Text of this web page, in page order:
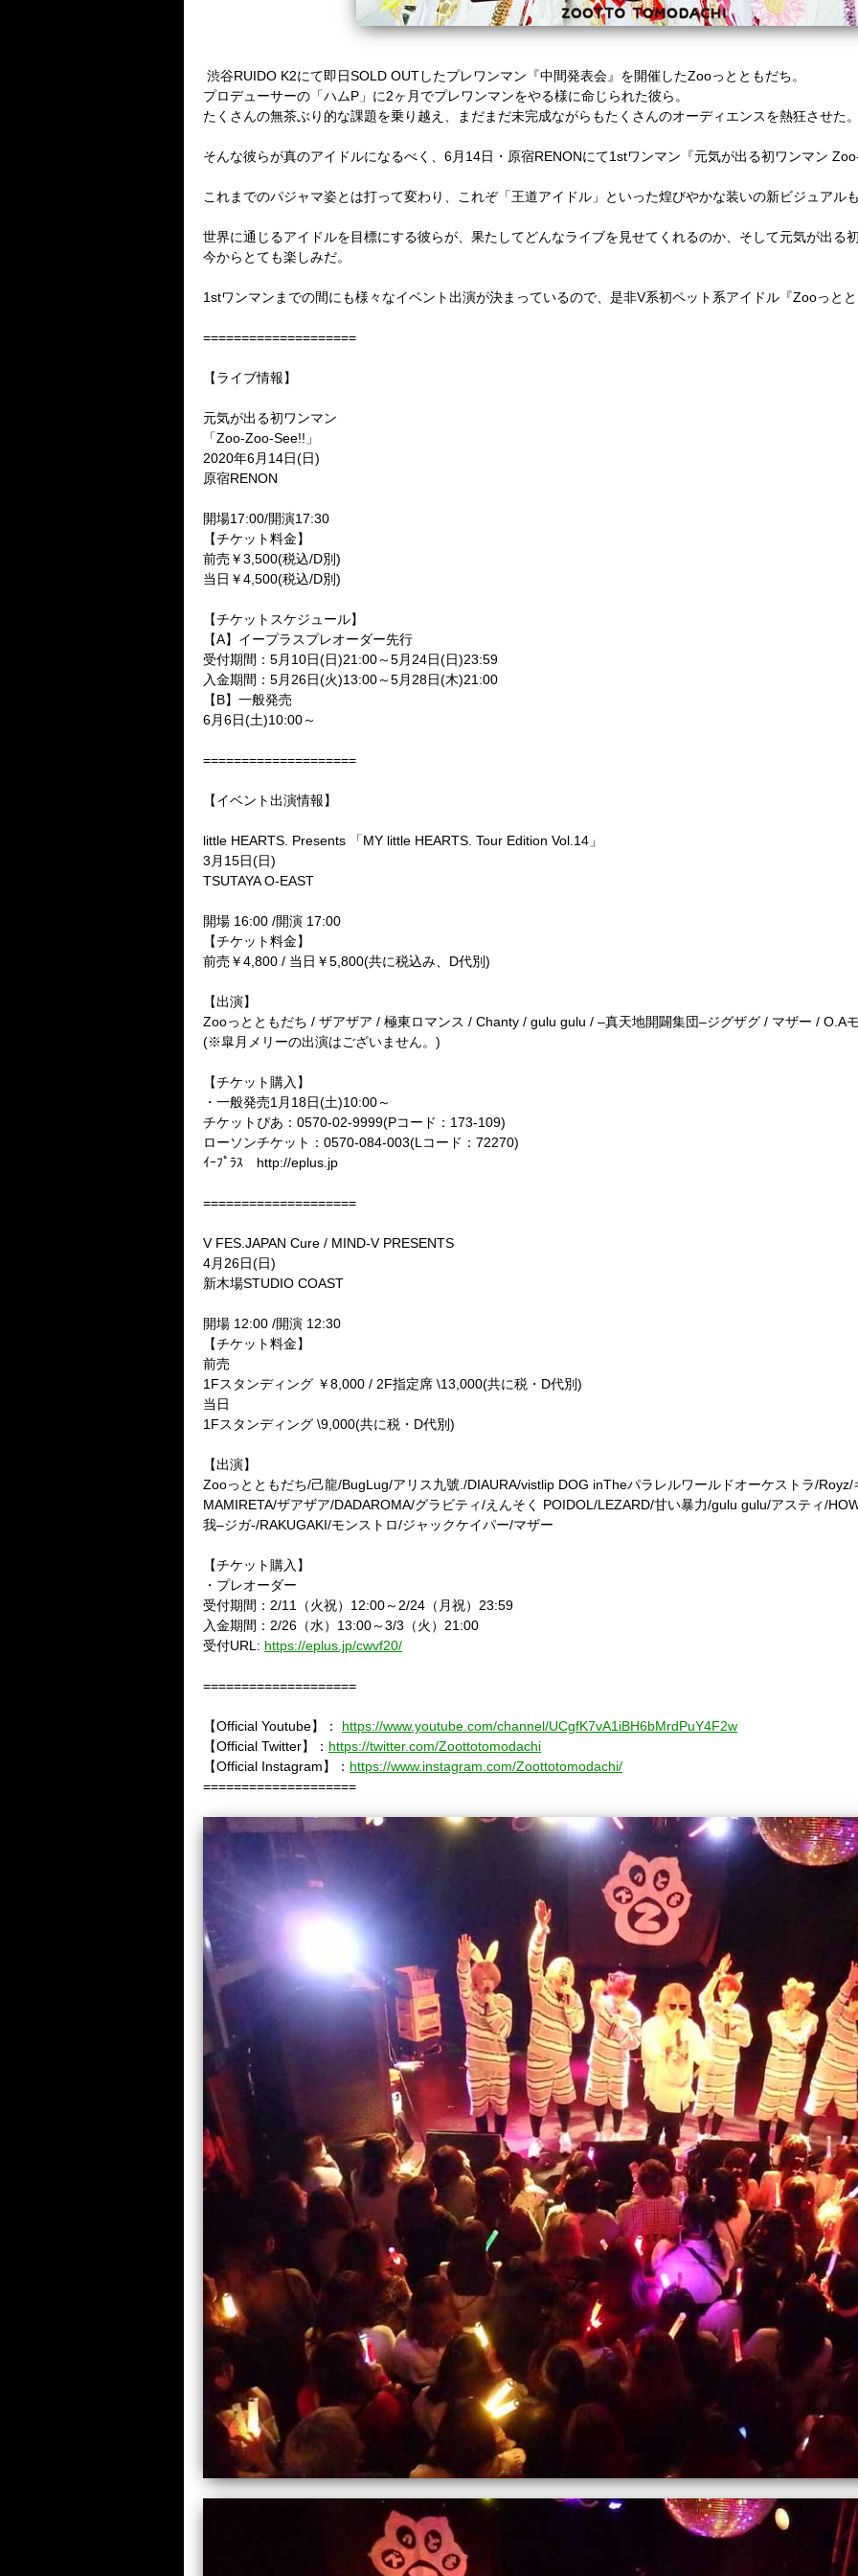
渋谷RUIDO K2にて即日SOLD OUTしたプレワンマン『中間発表会』を開催したZooっとともだち。
プロデューサーの「ハムP 」に2ヶ月でプレワンマンをやる様に命じられた彼ら。
たくさんの無茶ぶり的な課題を乗り越え、まだまだ未完成ながらもたくさんのオーディエンスを熱狂させた。
そんな彼らが真のアイドルになるべく、 6月 14日・原宿RENONにて1stワンマン『元気が出る初ワンマン
これまでのパジャマ姿とは打って変わり、これぞ「王道アイドル」といった煌びやかな装いの新ビジュアル
世界に通じるアイドルを目標にする彼らが、果たしてどんなライブを見せてくれるのか、そして元気が出る
今からとても楽しみだ。
1stワンマンまでの間にも様々なイベント出演が決まっているので、是非V系初ペット系アイドル『Zooっと
====================
【ライブ情報】
元気が出る初ワンマン
「Zoo-Zoo-See!! 」
2020年6月 14日(日)
原宿RENON
開場17:00/開演17:30
【チケット料金】
前売￥3,500(税込/D別)
当日￥4,500(税込/D別)
【チケットスケジュール】
【A】イープラスプレオーダー先行
受付期間： 5月 10日(日)21:00～5月 24日(日)23:59
入金期間： 5月 26日(火)13:00～5月 28日(木)21:00
【B】一般発売
6月6日(土)10:00～
====================
【イベント出演情報】
little HEARTS. Presents 「MY little HEARTS. Tour Edition Vol.14 」
3 月 15日(日)
TSUTAYA O-EAST
開場 16:00 /開演 17:00
【チケット料金】
前売￥4,800 / 当日￥5,800(共に税込み、 D代別)
【出演】
Zooっとともだち / ザアザア / 極東ロマンス / Chanty / gulu gulu / –真天地開闢集団–ジグザグ / マザー / O.A
(※皐月メリーの出演はございません。 )
【チケット購入】
・一般発売1 月 18日(土)10:00～
チケットぴあ： 0570-02-9999(Pコード： 173-109)
ローソンチケット： 0570-084-003(L コード： 72270)
ｲｰﾌﾟﾗｽ http://eplus.jp
====================
V FES.JAPAN Cure / MIND-V PRESENTS
4月 26日(日)
新木場STUDIO COAST
開場 12:00 /開演 12:30
【チケット料金】
前売
1Fスタンディング ￥8,000 / 2F指定席 \13,000(共に税・ D代別)
当日
1Fスタンディング \9,000(共に税・ D代別)
【出演】
Zooっとともだち/己龍/BugLug/アリス九號 ./DIAURA/vistlip DOG inTheパラレルワールドオーケストラ/Royz/
MAMIRETA/ザアザア/DADAROMA/グラビティ/えんそく POIDOL/LEZARD/甘い暴力/gulu gulu/アスティ/
我–ジガ-/RAKUGAKI/モンストロ/ジャックケイパー/マザー
【チケット購入】
・プレオーダー
受付期間： 2/11 （火祝） 12:00～ 2/24 （月祝） 23:59
入金期間： 2/26 （水） 13:00～3/3 （火） 21:00
受付URL: https://eplus.jp/cwvf20/
====================
【Official Youtube】：
https://www.youtube.com/channel/UCgfK7vA1iBH6bMrdPuY4F2w
【Official Twitter】： https://twitter.com/Zoottotomodachi
【Official Instagram】： https://www.instagram.com/Zoottotomodachi/
====================